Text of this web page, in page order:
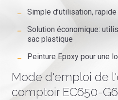
Simple d’utilisation,
Solution économique:
sac plastique
Peinture Epoxy pour une
Mode d'emploi de
comptoir EC650-